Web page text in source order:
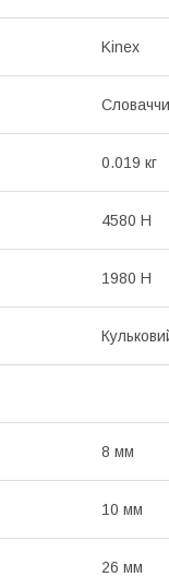
Kinex
0.019 кг
4580 Н
1980 Н
8 мм
10 мм
26 мм